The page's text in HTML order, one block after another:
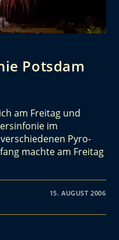
Potsdam
am Freitag und
im
Pyro-
machte am Freitag
15. AUGUST 2006